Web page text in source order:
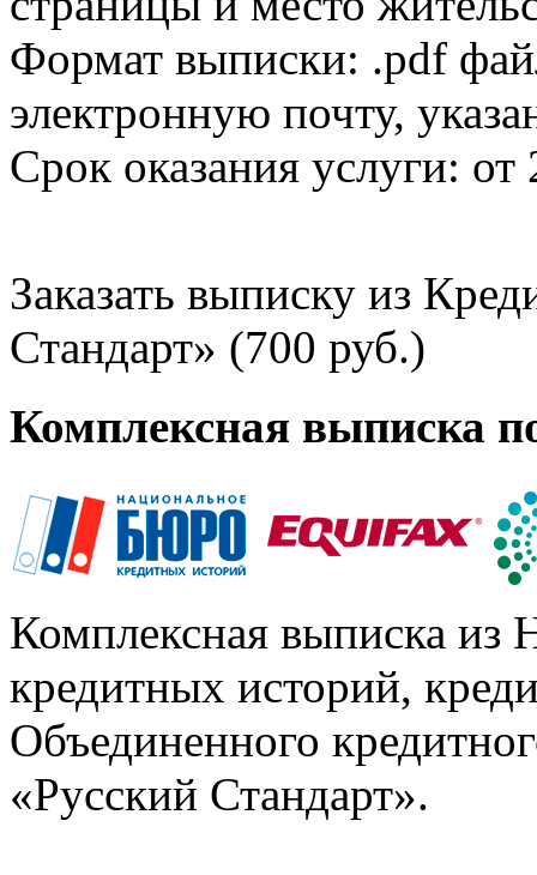
Формат выписки: .pdf
электронную почту,
Срок оказания услуги: от
Заказать выписку из
Стандарт» (700 руб.)
Комплексная выписка
Комплексная выписка из
кредитных историй,
Объединенного
«Русский Стандарт».